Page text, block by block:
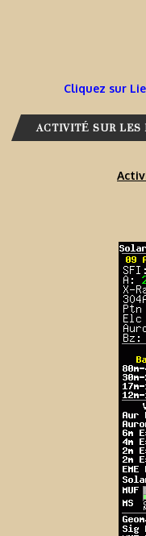
Cliquez sur
ACTIVITÉ SUR LES